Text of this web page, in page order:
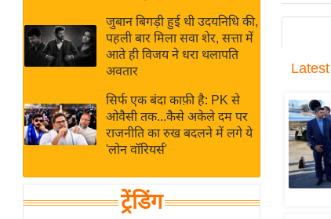
Live
News in
Hindi
News
अंतर्राष्ट्रीय
बिज़नेस
उद्योग
विशेषज्ञ
राय
खेल
क्रिकेट
जुबान बिगड़ी हुई थी उदयनिधि की,
पहली बार मिला सवा शेर, सत्ता में
आते ही विजय ने धरा थलापति
अवतार
सिर्फ एक बंदा काफ़ी है: PK से
ओवैसी तक...कैसे अकेले दम पर
राजनीति का रुख बदलने में लगे ये
'लोन वॉरियर्स'
ट्रेंडिंग
Latest